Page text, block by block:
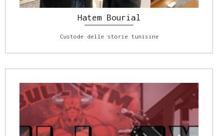
Hatem Bourial
Custode delle storie tunisine